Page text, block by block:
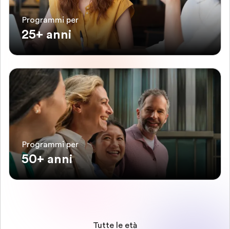
Programmi per
25+ anni
Programmi per
50+ anni
Tutte le età